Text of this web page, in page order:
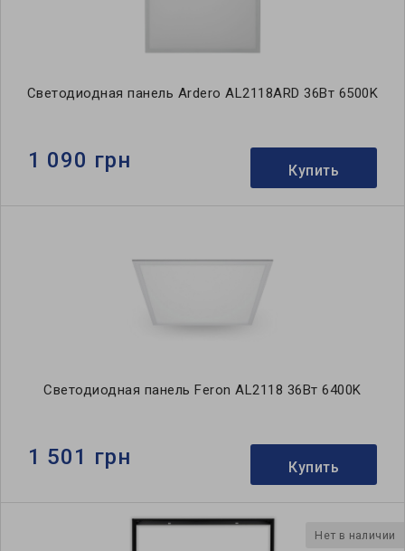
Светодиодная панель Ardero AL2118ARD 36Вт 6500K
1 090 грн Купить
Светодиодная панель Feron AL2118 36Вт 6400K
1 501 грн Купить
Нет в наличии